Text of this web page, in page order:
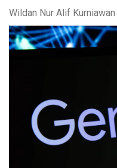
Wildan Nur Alif Kurniawan